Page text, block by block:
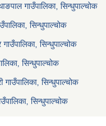
गाउँपालिका, सिन्धुपाल्चोक
सिन्धुपाल्चोक
सिन्धुपाल्चोक
सिन्धुपाल्चोक
गाउँपालिका, सिन्धुपाल्चोक
सिन्धुपाल्चोक